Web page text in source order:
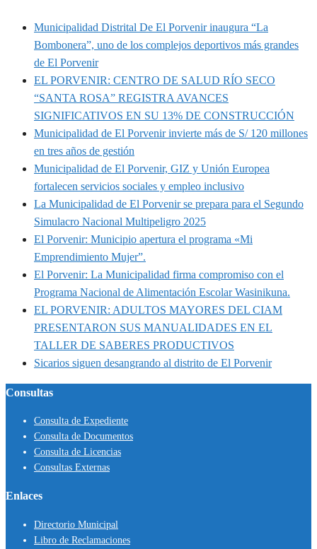
Municipalidad Distrital De El Porvenir inaugura “La
Bombonera”, uno de los complejos deportivos más grandes
de El Porvenir
EL PORVENIR: CENTRO DE SALUD RÍO SECO
“SANTA ROSA” REGISTRA AVANCES
SIGNIFICATIVOS EN SU 13% DE CONSTRUCCIÓN
Municipalidad de El Porvenir invierte más de S/ 120 millones
en tres años de gestión
Municipalidad de El Porvenir, GIZ y Unión Europea
fortalecen servicios sociales y empleo inclusivo
La Municipalidad de El Porvenir se prepara para el Segundo
Simulacro Nacional Multipeligro 2025
El Porvenir: Municipio apertura el programa «Mi
Emprendimiento Mujer”.
El Porvenir: La Municipalidad firma compromiso con el
Programa Nacional de Alimentación Escolar Wasinikuna.
EL PORVENIR: ADULTOS MAYORES DEL CIAM
PRESENTARON SUS MANUALIDADES EN EL
TALLER DE SABERES PRODUCTIVOS
Sicarios siguen desangrando al distrito de El Porvenir
Consultas
Consulta de Expediente
Consulta de Documentos
Consulta de Licencias
Consultas Externas
Enlaces
Directorio Municipal
Libro de Reclamaciones